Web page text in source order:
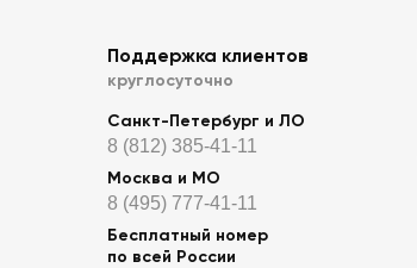
Поддержка клиентов
круглосуточно
Санкт-Петербург и ЛО
8 (812) 385-41-11
Москва и МО
8 (495) 777-41-11
Бесплатный номер
по всей России